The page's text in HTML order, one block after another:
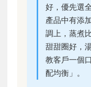
好，優先選
產品中有添
調上，蒸煮
甜甜圈好，
教客戶一個
配均衡」。